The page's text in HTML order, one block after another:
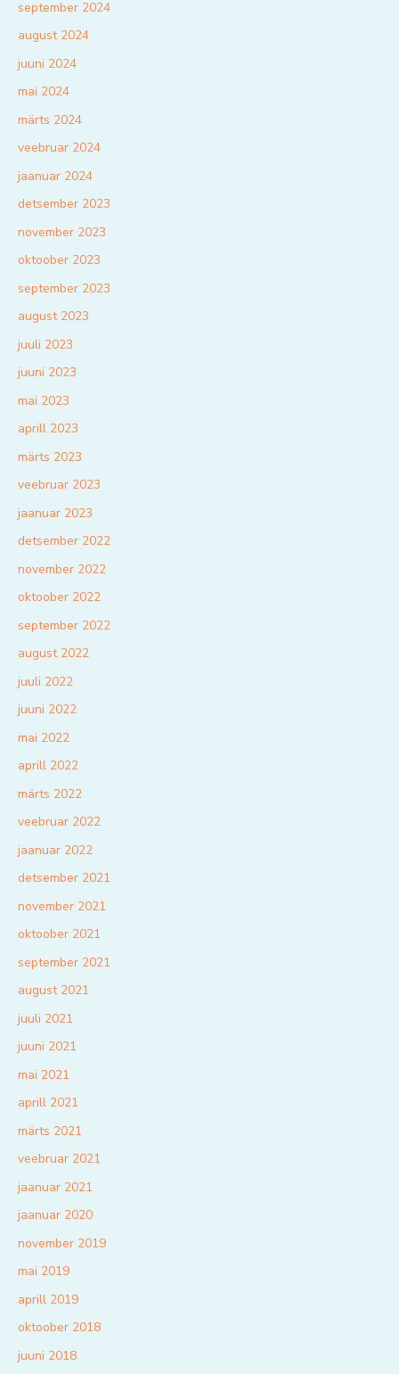
september 2024
august 2024
juuni 2024
mai 2024
märts 2024
veebruar 2024
jaanuar 2024
detsember 2023
november 2023
oktoober 2023
september 2023
august 2023
juuli 2023
juuni 2023
mai 2023
aprill 2023
märts 2023
veebruar 2023
jaanuar 2023
detsember 2022
november 2022
oktoober 2022
september 2022
august 2022
juuli 2022
juuni 2022
mai 2022
aprill 2022
märts 2022
veebruar 2022
jaanuar 2022
detsember 2021
november 2021
oktoober 2021
september 2021
august 2021
juuli 2021
juuni 2021
mai 2021
aprill 2021
märts 2021
veebruar 2021
jaanuar 2021
jaanuar 2020
november 2019
mai 2019
aprill 2019
oktoober 2018
juuni 2018